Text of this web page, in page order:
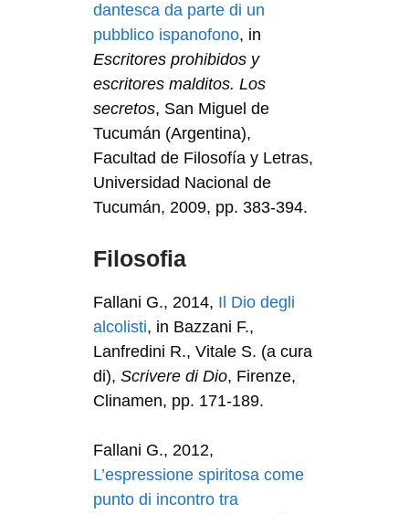
dantesca da parte di un
pubblico ispanofono, in
Escritores prohibidos y
escritores malditos. Los
secretos, San Miguel de
Tucumán (Argentina),
Facultad de Filosofía y Letras,
Universidad Nacional de
Tucumán, 2009, pp. 383-394.
Filosofia
Fallani G., 2014, Il Dio degli
alcolisti, in Bazzani F.,
Lanfredini R., Vitale S. (a cura
di),Scrivere di Dio, Firenze,
Clinamen, pp. 171-189.
Fallani G., 2012,
L’espressione spiritosa come
punto di incontro tra